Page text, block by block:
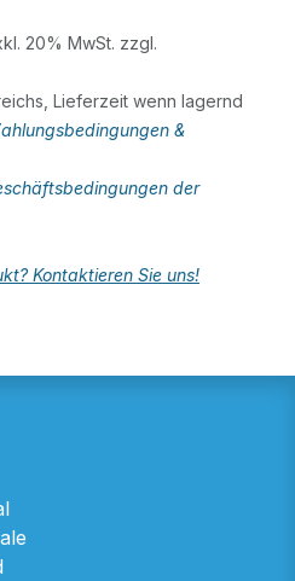
20% MwSt. zzgl.
Lieferzeit wenn lagernd
&
der
Kontaktieren Sie uns!